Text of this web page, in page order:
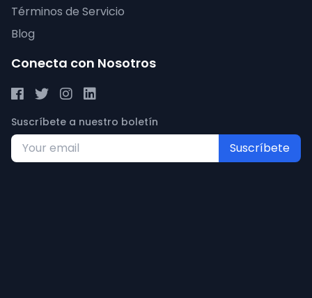
Términos de Servicio
Blog
Conecta con Nosotros
Suscríbete a nuestro boletín
Suscríbete